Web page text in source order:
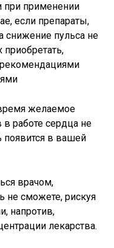
при применении
если препараты,
снижение пульса не
приобретать,
желаемое
в работе сердца не
появится в вашей
врачом,
не сможете, рискуя
напротив,
лекарства.